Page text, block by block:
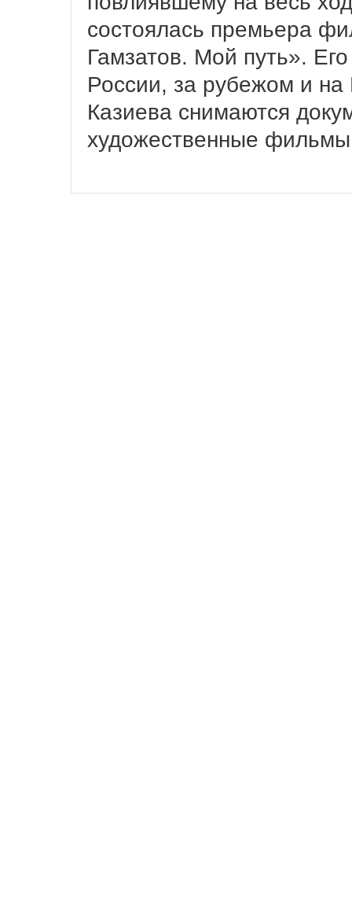
состоялась премьера
Гамзатов. Мой путь».
России, за рубежом и
Казиева снимаются
художественные